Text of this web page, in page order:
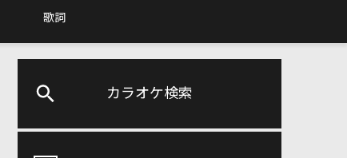
歌詞
カラオケ検索